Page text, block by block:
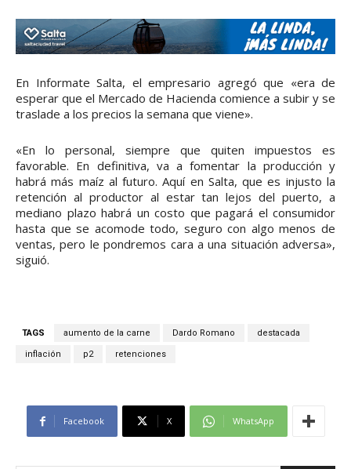
En Informate Salta, el empresario agregó que «era de
esperar que el Mercado de Hacienda comience a subir y se
traslade a los precios la semana que viene».
«En lo personal, siempre que quiten impuestos es
favorable. En definitiva, va a fomentar la producción y
habrá más maíz al futuro. Aquí en Salta, que es injusto la
retención al productor al estar tan lejos del puerto, a
mediano plazo habrá un costo que pagará el consumidor
hasta que se acomode todo, seguro con algo menos de
ventas, pero le pondremos cara a una situación adversa»,
siguió.
TAGS aumento de la carne Dardo Romano destacada
inflación p2 retenciones
Facebook X WhatsApp